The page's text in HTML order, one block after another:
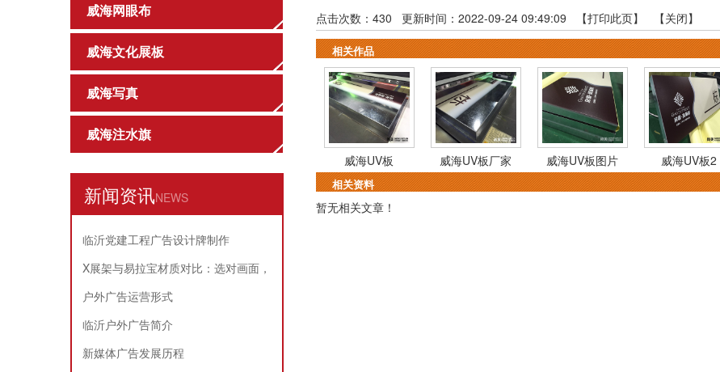
威海网眼布
威海文化展板
威海写真
威海注水旗
新闻资讯NEWS
临沂党建工程广告设计牌制作
X展架与易拉宝材质对比：选对画面，
耐用又省心
户外广告运营形式
临沂户外广告简介
新媒体广告发展历程
点击次数： 430 更新时间：2022-09-24 09:49:09 【打印此页】 【关闭】
相关作品
威海UV板 威海UV板厂家 威海UV板图片 威海UV板2
相关资料
暂无相关文章！